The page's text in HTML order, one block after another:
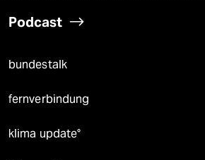
Podcast
bundestalk
fernverbindung
klima update°